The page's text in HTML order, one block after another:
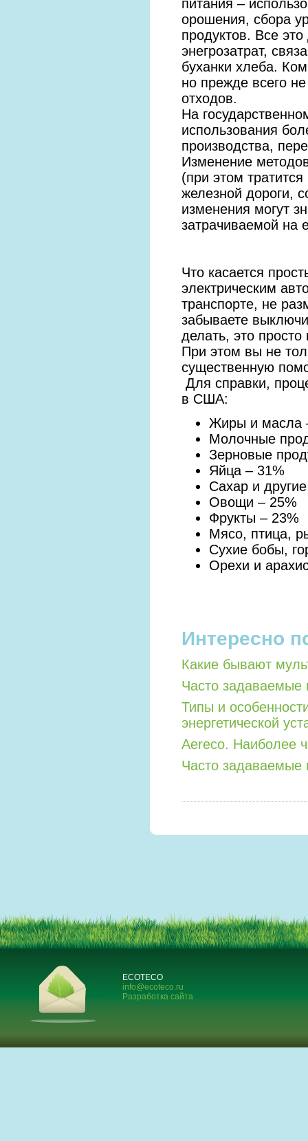
питания –
орошения, сбора
продуктов. Все
энегрозатрат,
буханки хлеба.
но прежде всего
отходов.
На
использования
производства,
Изменение
(при этом
железной дороги,
изменения могут
затрачиваемой на
Что касается
электрическим
транспорте, не
забываете
делать, это
При этом вы не
существенную
Для справки,
в США:
Жиры и масла
Молочные
Зерновые
Яйца – 31%
Сахар и
Овощи – 25%
Фрукты – 23%
Мясо, птица,
Сухие бобы,
Орехи и
Интересно
Какие бывают
Часто задаваемые
Типы и
энергетической
Aereco. Наиболее
Часто задаваемые
ECOTECO
info@ecoteco.ru
Разработка сайта